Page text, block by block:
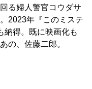
る婦人警官コウダサ
2023年『このミステ
納得。既に映画化も
の、佐藤二郎。